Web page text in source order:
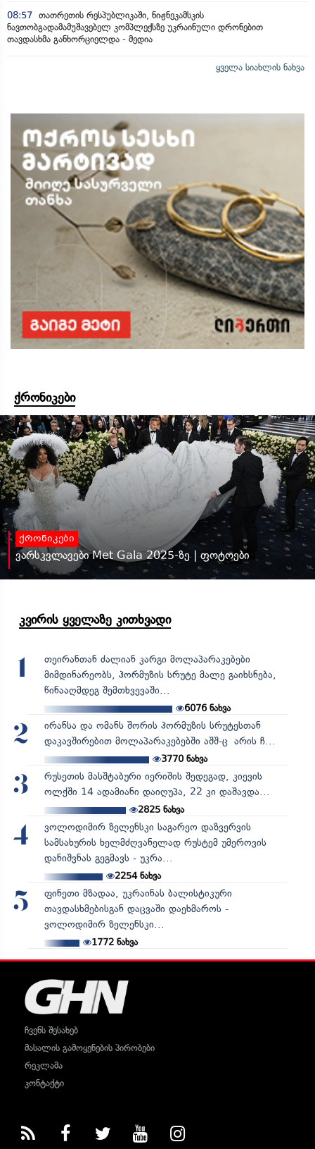
08:57 თათრეთის რესპუბლიკაში, ნიჟნეკამსკის
ნავთობგადამამუშავებელ კომპლექსზე უკრაინული დრონებით
თავდასხმა განხორციელდა - მედია
ყველა სიახლის ნახვა
ქრონიკები
ქრონიკები
ვარსკვლავები Met Gala 2025-ზე | ფოტოები
კვირის ყველაზე კითხვადი
1
თეირანთან ძალიან კარგი მოლაპარაკებები
მიმდინარეობს, ჰორმუზის სრუტე მალე გაიხსნება,
წინააღმდეგ შემთხვევაში...
6076ნახვა
2
ირანსა და ომანს შორის ჰორმუზის სრუტესთან
დაკავშირებით მოლაპარაკებებში აშშ-ც არის ჩ...
3770ნახვა
3
რუსეთის მასშტაბური იერიშის შედეგად, კიევის
ოლქში 14 ადამიანი დაიღუპა, 22 კი დაშავდა...
2825ნახვა
4
ვოლოდიმირ ზელენსკი საგარეო დაზვერვის
სამსახურის ხელმძღვანელად რუსტემ უმეროვის
დანიშვნას გეგმავს - უკრა...
2254ნახვა
5
ფინეთი მზადაა, უკრაინას ბალისტიკური
თავდასხმებისგან დაცვაში დაეხმაროს -
ვოლოდიმირ ზელენსკი...
1772ნახვა
ჩვენს შესახებ
მასალის გამოყენების პირობები
რეკლამა
კონტაქტი